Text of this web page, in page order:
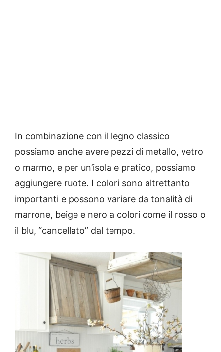
In combinazione con il legno classico
possiamo anche avere pezzi di metallo, vetro
o marmo, e per un’isola e pratico, possiamo
aggiungere ruote. I colori sono altrettanto
importanti e possono variare da tonalità di
marrone, beige e nero a colori come il rosso o
il blu, “cancellato” dal tempo.